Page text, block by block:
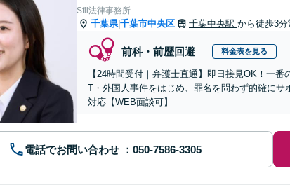
Sfil法律事務所
千葉県|千葉市中央区 千葉中央駅 から徒歩3分
前科・前歴回避 料金表を見る
【24時間受付｜弁護士直通】即日接見OK！一
T・外国人事件をはじめ、罪名を問わず的確に
対応【WEB面談可】
電話でお問い合わせ